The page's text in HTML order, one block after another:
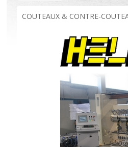
COUTEAUX & CONTRE-